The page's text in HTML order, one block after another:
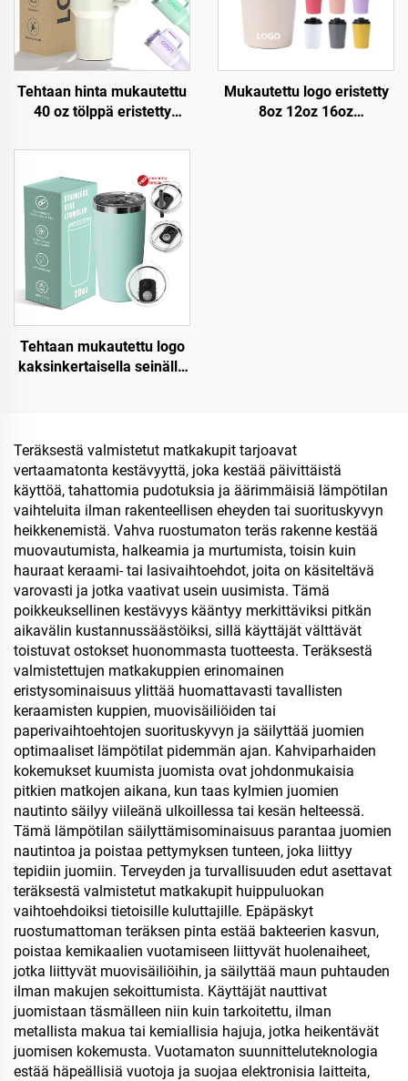
Tehtaan hinta mukautettu
40 oz tölppä eristetty
ruostumaton teräksinen
kaksinkertainen seinämä
matkakuppi pullo kahvalla
ja pilleri kantelella
Mukautettu logo eristetty
8oz 12oz 16oz
Tehtaan mukautettu logo
kaksinkertaisella seinällä
Teräksestä valmistetut matkakupit tarjoavat
vertaamatonta kestävyyttä, joka kestää päivittäistä
käyttöä, tahattomia pudotuksia ja äärimmäisiä lämpötilan
vaihteluita ilman rakenteellisen eheyden tai suorituskyvyn
heikkenemistä. Vahva ruostumaton teräs rakenne kestää
muovautumista, halkeamia ja murtumista, toisin kuin
hauraat keraami- tai lasivaihtoehdot, joita on käsiteltävä
varovasti ja jotka vaativat usein uusimista. Tämä
poikkeuksellinen kestävyys kääntyy merkittäviksi pitkän
aikavälin kustannussäästöiksi, sillä käyttäjät välttävät
toistuvat ostokset huonommasta tuotteesta. Teräksestä
valmistettujen matkakuppien erinomainen
eristysominaisuus ylittää huomattavasti tavallisten
keraamisten kuppien, muovisäiliöiden tai
paperivaihtoehtojen suorituskyvyn ja säilyttää juomien
optimaaliset lämpötilat pidemmän ajan. Kahviparhaiden
kokemukset kuumista juomista ovat johdonmukaisia
pitkien matkojen aikana, kun taas kylmien juomien
nautinto säilyy viileänä ulkoillessa tai kesän helteessä.
Tämä lämpötilan säilyttämisominaisuus parantaa juomien
nautintoa ja poistaa pettymyksen tunteen, joka liittyy
tepidiin juomiin. Terveyden ja turvallisuuden edut asettavat
teräksestä valmistetut matkakupit huippuluokan
vaihtoehdoiksi tietoisille kuluttajille. Epäpäskyt
ruostumattoman teräksen pinta estää bakteerien kasvun,
poistaa kemikaalien vuotamiseen liittyvät huolenaiheet,
jotka liittyvät muovisäiliöihin, ja säilyttää maun puhtauden
ilman makujen sekoittumista. Käyttäjät nauttivat
juomistaan täsmälleen niin kuin tarkoitettu, ilman
metallista makua tai kemiallisia hajuja, jotka heikentävät
juomisen kokemusta. Vuotamaton suunnitteluteknologia
estää häpeällisiä vuotoja ja suojaa elektronisia laitteita,